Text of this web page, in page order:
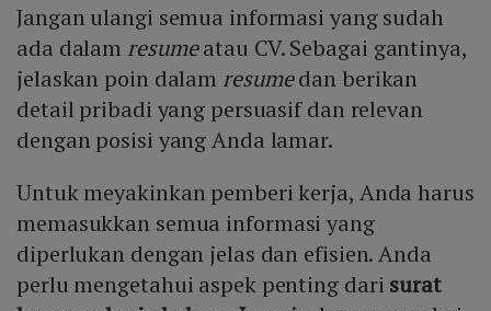
Jangan ulangi semua informasi yang sudah
ada dalam resumeatau CV. Sebagai gantinya,
jelaskan poin dalam resumedan berikan
detail pribadi yang persuasif dan relevan
dengan posisi yang Anda lamar.
Untuk meyakinkan pemberi kerja, Anda harus
memasukkan semua informasi yang
diperlukan dengan jelas dan efisien. Anda
perlu mengetahui aspek penting dari surat